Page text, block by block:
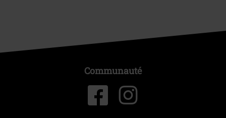
Communauté